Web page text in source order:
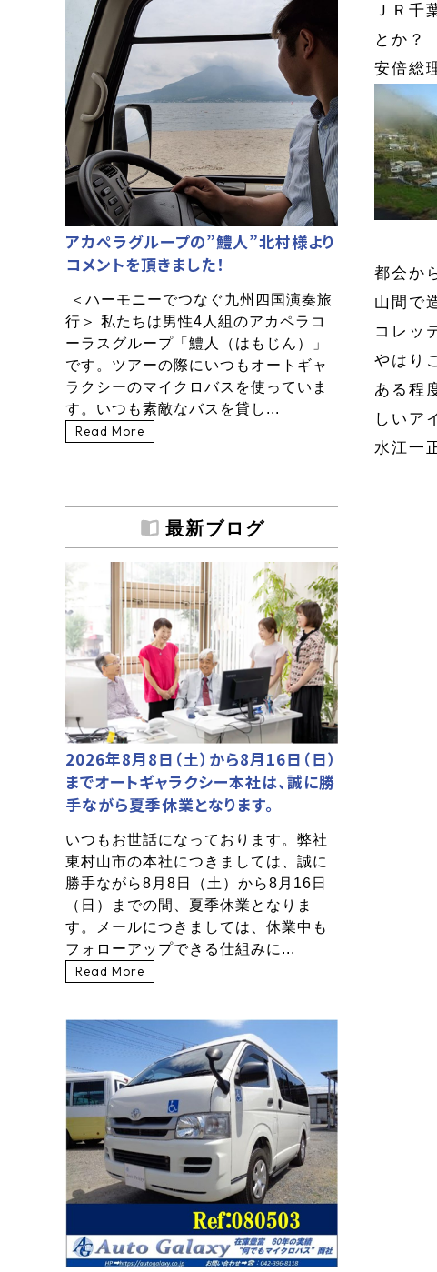
ＪＲ千
とか？
安倍総
都会か
山間で
コレッ
やはり
ある程
しいア
水江一
アカペラグループの”鱧人”北村様より
コメントを頂きました！
＜ハーモニーでつなぐ九州四国演奏旅
行＞ 私たちは男性4人組のアカペラコ
ーラスグループ「鱧人（はもじん）」
です。ツアーの際にいつもオートギャ
ラクシーのマイクロバスを使っていま
す。いつも素敵なバスを貸し...
Read More
最新ブログ
2026年8月8日（土）から8月16日（日）
までオートギャラクシー本社は、誠に勝
手ながら夏季休業となります。
いつもお世話になっております。弊社
東村山市の本社につきましては、誠に
勝手ながら8月8日（土）から8月16日
（日）までの間、夏季休業となりま
す。メールにつきましては、休業中も
フォローアップできる仕組みに...
Read More